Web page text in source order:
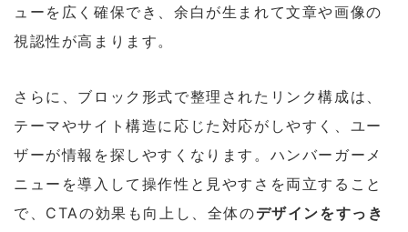
ューを広く確保でき、余白が生まれて文章や画像の
視認性が高まります。
さらに、ブロック形式で整理されたリンク構成は、
テーマやサイト構造に応じた対応がしやすく、ユー
ザーが情報を探しやすくなります。ハンバーガーメ
ニューを導入して操作性と見やすさを両立すること
で、CTAの効果も向上し、全体のデザインをすっき